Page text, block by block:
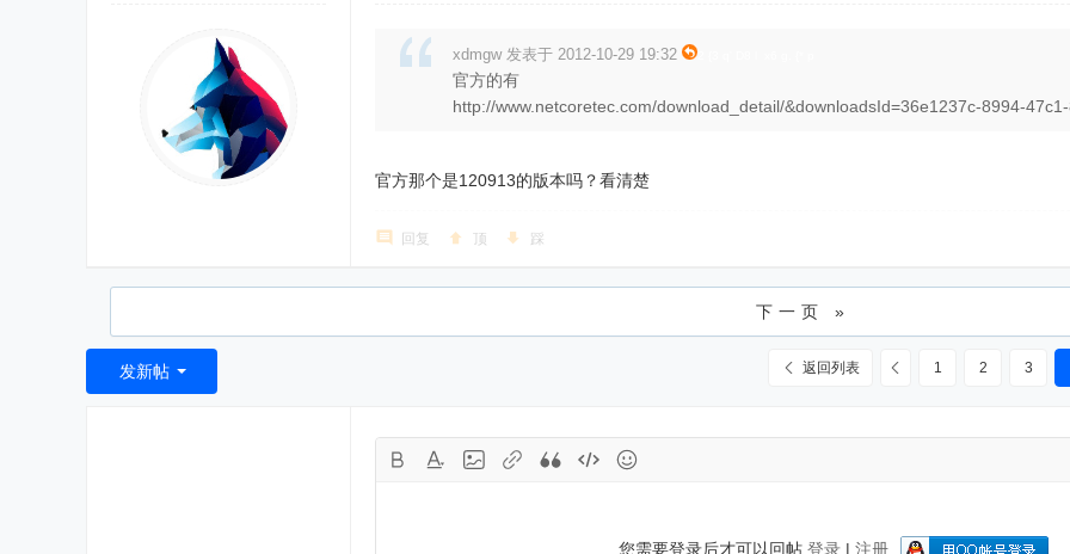
xdmgw 发表于 2012-10-29 19:32
官方的有
http://www.netcoretec.com/download_detail/&downloadsId=36e1237c-8994-
官方那个是120913的版本吗？看清楚
回复 顶 踩
下一页 »
1 2 3
返回列表
发新帖
您需要登录后才可以回帖 登录| 注册